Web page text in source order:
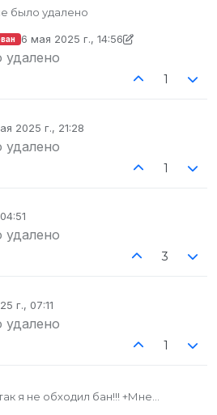
было удалено
6 мая 2025 г., 14:56
отредактировано Во имя неки
1
2025 г., 21:28
1
3
г., 07:11
1
я не обходил бан!!! +Мне